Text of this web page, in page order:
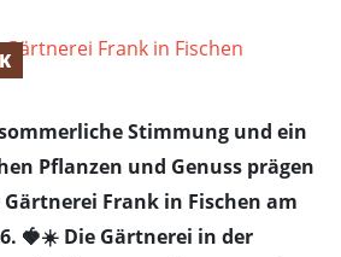
Stimmung und ein
Pflanzen und Genuss prägen
Frank in Fischen am
🍓☀️ Die Gärtnerei in der